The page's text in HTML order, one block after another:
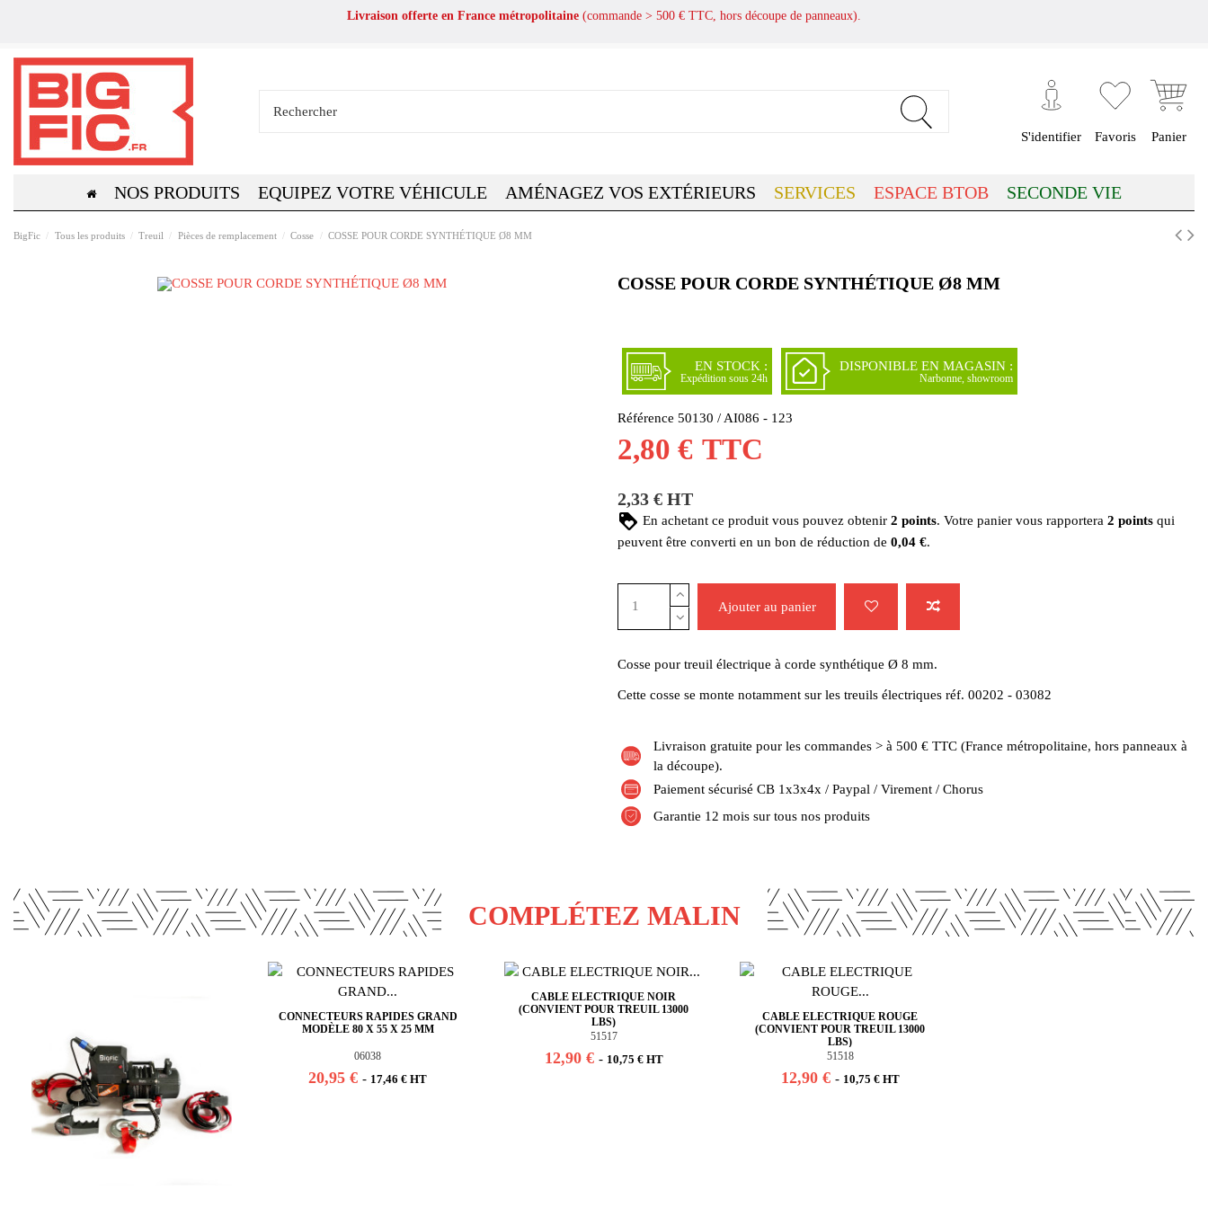
Livraison offerte en France métropolitaine (commande > 500 € TTC, hors découpe de panneaux).
S'identifier Favoris Panier
NOS PRODUITS EQUIPEZ VOTRE VÉHICULE AMÉNAGEZ VOS EXTÉRIEURS SERVICES ESPACE BTOB SECONDE VIE
BigFic Tous les produits Treuil Pièces de remplacement Cosse COSSE POUR CORDE SYNTHÉTIQUE Ø8 MM
COSSE POUR CORDE SYNTHÉTIQUE Ø8 MM
EN STOCK :
Expédition sous 24h
DISPONIBLE EN MAGASIN :
Narbonne, showroom
Référence 50130 / AI086 - 123
2,80 € TTC
2,33 € HT
En achetant ce produit vous pouvez obtenir 2 points. Votre panier vous rapportera 2 points qui
peuvent être converti en un bon de réduction de 0,04 €.
Ajouter au panier
Cosse pour treuil électrique à corde synthétique Ø 8 mm.
Cette cosse se monte notamment sur les treuils électriques réf. 00202 - 03082
Livraison gratuite pour les commandes > à 500 € TTC (France métropolitaine, hors panneaux à
la découpe).
Paiement sécurisé CB 1x3x4x / Paypal / Virement / Chorus
Garantie 12 mois sur tous nos produits
COMPLÉTEZ MALIN
CONNECTEURS RAPIDES GRAND
MODÈLE 80 X 55 X 25 MM
06038
20,95 €- 17,46 € HT
CABLE ELECTRIQUE NOIR
(CONVIENT POUR TREUIL 13000
LBS)
51517
12,90 € - 10,75 € HT
CABLE ELECTRIQUE ROUGE
(CONVIENT POUR TREUIL 13000
LBS)
51518
12,90 € - 10,75 € HT